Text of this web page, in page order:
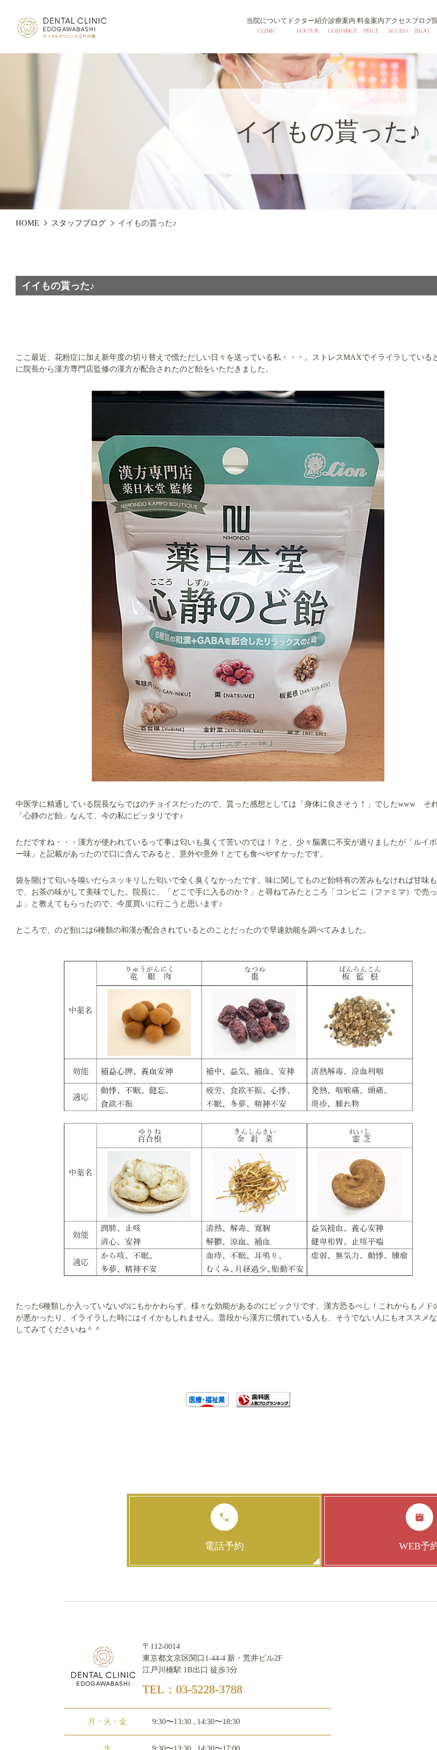
当院について
CLINIC
ドクター紹介
DOCTOR
診療案内
GUIDANCE
料金案内
PRICE
アクセス
ACCESS
ブログ
BLOG
イイもの貰った♪
HOME スタッフブログ イイもの貰った♪
イイもの貰った♪
ここ最近、花粉症に加え新年度の切り替えで慌ただしい日々を送っている私・・・。ストレスMAXでイライラしている
に院長から漢方専門店監修の漢方が配合されたのど飴をいただきました。
中医学に精通している院長ならではのチョイスだったので、貰った感想としては「身体に良さそう！」でしたwww そ
「心静のど飴」なんて、今の私にピッタリです♪
ただですね・・・漢方が使われているって事は匂いも臭くて苦いのでは！？と、少々脳裏に不安が過りましたが「ルイ
ー味」と記載があったので口に含んでみると、意外や意外！とても食べやすかったです。
袋を開けて匂いを嗅いだらスッキリした匂いで全く臭くなかったです。味に関してものど飴特有の苦みもなければ甘味
で、お茶の味がして美味でした。院長に、「どこで手に入るのか？」と尋ねてみたところ「コンビニ（ファミマ）で売
よ」と教えてもらったので、今度買いに行こうと思います♪
ところで、のど飴には6種類の和漢が配合されているとのことだったので早速効能を調べてみました。
たった6種類しか入っていないのにもかかわらず、様々な効能があるのにビックリです。漢方恐るべし！これからもノド
が悪かったり、イライラした時にはイイかもしれません。普段から漢方に慣れている人も、そうでない人にもオススメ
してみてくださいね＾＾
電話予約 WEB予
〒112-0014
東京都文京区関口1-44-4 新・荒井ビル2F
江戸川橋駅 1B出口 徒歩3分
TEL：03-5228-3788
月・火・金 9:30〜13:30 , 14:30〜18:30
水 9:30〜13:30 , 14:30〜17:00